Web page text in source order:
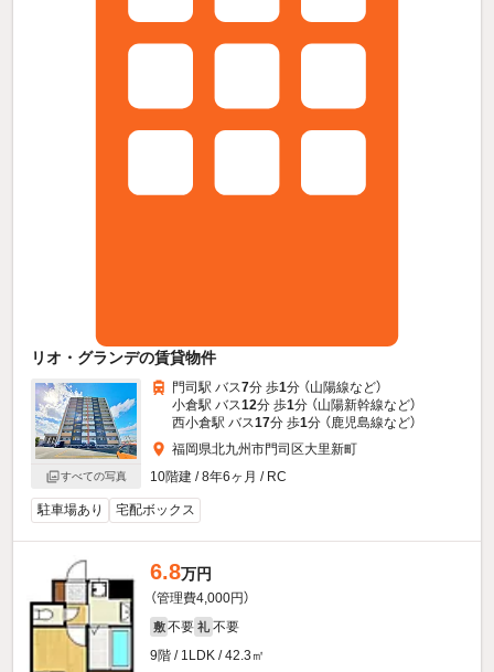
リオ・グランデの賃貸物件
すべての写真
門司駅 バス7分 歩1分 （山陽線など）
小倉駅 バス12分 歩1分 （山陽新幹線など）
西小倉駅 バス17分 歩1分 （鹿児島線など）
福岡県北九州市門司区大里新町
10階建 / 8年6ヶ月 / RC
駐車場あり 宅配ボックス
6.8万円
（管理費4,000円）
敷 不要 礼 不要
9階 / 1LDK / 42.3㎡